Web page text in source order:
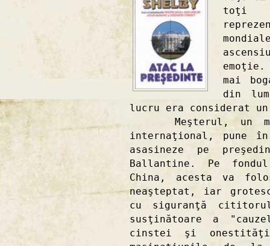
toţi -
mai
din
lucru era considerat
Meşterul, un
internaţional, pune
asasineze pe
Ballantine. Pe
China, acesta va
neaşteptat, iar
cu siguranţă
susţinătoare a
cinstei şi